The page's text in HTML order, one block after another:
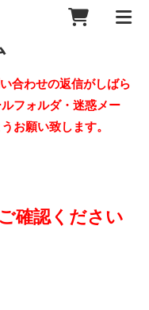
合わせの返信がしばら
フォルダ・迷惑メー
お願い致します。
確認ください